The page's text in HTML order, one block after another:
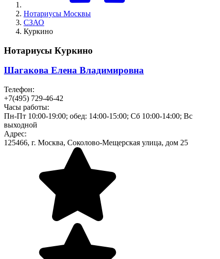
Нотариусы Москвы
СЗАО
Куркино
Нотариусы Куркино
Шагакова Елена Владимировна
Телефон:
+7(495) 729-46-42
Часы работы:
Пн-Пт 10:00-19:00; обед: 14:00-15:00; Сб 10:00-14:00; Вс
выходной
Адрес:
125466, г. Москва, Соколово-Мещерская улица, дом 25